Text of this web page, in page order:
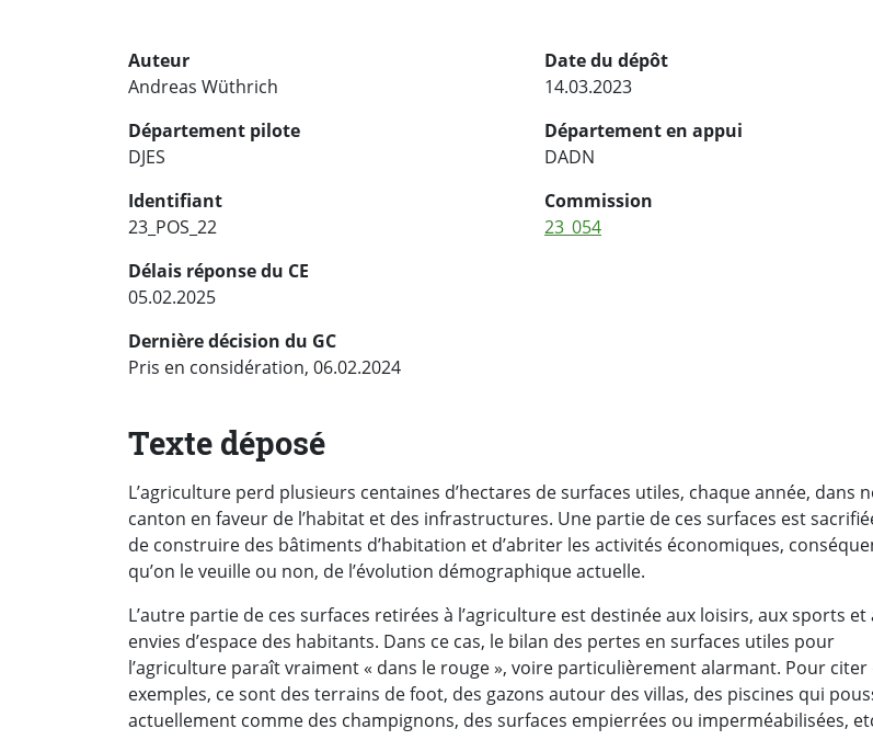
Auteur
Andreas Wüthrich
Date du dépôt
14.03.2023
Département pilote
DJES
Département en appui
DADN
Identifiant
23_POS_22
Commission
23_054
Délais réponse du CE
05.02.2025
Dernière décision du GC
Pris en considération, 06.02.2024
Texte déposé
L’agriculture perd plusieurs centaines d’hectares de surfaces utiles, chaque année, dans
canton en faveur de l’habitat et des infrastructures. Une partie de ces surfaces est
de construire des bâtiments d’habitation et d’abriter les activités économiques,
qu’on le veuille ou non, de l’évolution démographique actuelle.
L’autre partie de ces surfaces retirées à l’agriculture est destinée aux loisirs, aux sports et
envies d’espace des habitants. Dans ce cas, le bilan des pertes en surfaces utiles pour
l’agriculture paraît vraiment « dans le rouge », voire particulièrement alarmant. Pour citer
exemples, ce sont des terrains de foot, des gazons autour des villas, des piscines qui
actuellement comme des champignons, des surfaces empierrées ou imperméabilisées,